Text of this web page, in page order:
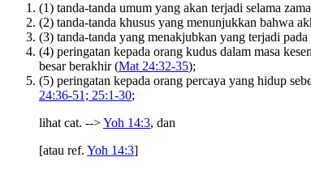
(1) tanda-tanda umum yang akan terjadi selama
(2) tanda-tanda khusus yang menunjukkan bahwa
(3) tanda-tanda yang menakjubkan yang terjadi
(4) peringatan kepada orang kudus dalam masa
besar berakhir (Mat 24:32-35);
(5) peringatan kepada orang percaya yang hidup
24:36-51; 25:1-30;
lihat cat. -->Yoh 14:3, dan
[atau ref. Yoh 14:3]